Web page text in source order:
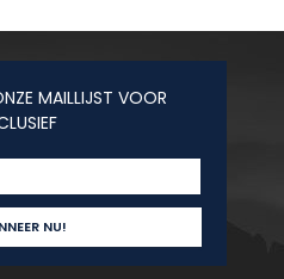
MAILLIJST VOOR